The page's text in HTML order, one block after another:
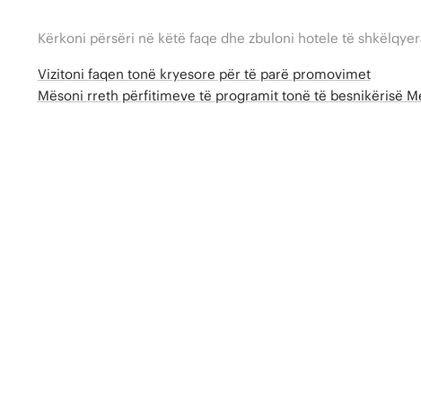
Kërkoni përsëri në këtë faqe dhe zbuloni hotele të
Vizitoni faqen tonë kryesore për të parë promovimet
Mësoni rreth përfitimeve të programit tonë të besnikërisë